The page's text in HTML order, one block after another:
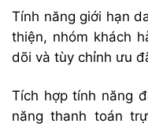
Tính năng giới hạn
thiện, nhóm khách
dõi và tùy chỉnh ưu
Tích hợp tính năng
năng thanh toán